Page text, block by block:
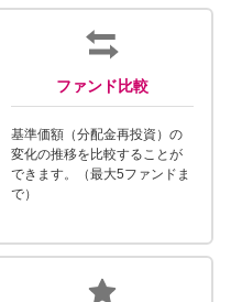
ファンド比較
基準価額（分配金再投資）の
変化の推移を比較することが
できます。（最大5ファンドま
で）